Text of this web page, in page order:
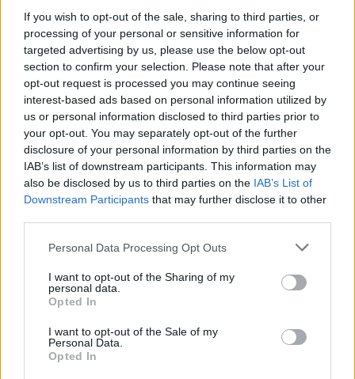
If you wish to opt-out of the sale, sharing to third parties, or
processing of your personal or sensitive information for
targeted advertising by us, please use the below opt-out
section to confirm your selection. Please note that after your
opt-out request is processed you may continue seeing
interest-based ads based on personal information utilized by
us or personal information disclosed to third parties prior to
your opt-out. You may separately opt-out of the further
disclosure of your personal information by third parties on the
IAB’s list of downstream participants. This information may
also be disclosed by us to third parties on the IAB’s List of
Downstream Participants that may further disclose it to other
Please note that this website/app uses one or more Google
not limited to your visit or usage behaviour. You may click to
grant or deny consent to Google and its third-party tags to
use your data for below specified purposes in below Google
consent section.
Personal Data Processing Opt Outs
I want to opt-out of the Sharing of my
personal data.
Opted In
I want to opt-out of the Sale of my
Personal Data.
Opted In
τις ισραηλινές δυνάμεις και για το γεγονός ότι το
Ισραήλ απήγαγε, κράτησε παράνομα και χτύπησε
πολίτες της Ελλάδας.
Υποδεχόμαστετους ανθρώπους μας, γνωρίζοντας
ότι έχουν σταθεί στη σωστή πλευρά της ιστορίας.
Γνωρίζοντας ότι παρά την επιθετικότητα που
βίωσαν στα σώματά τους, επιστρέφουν με ακμαίο
ηθικό και μία πολύτιμη εμπειρία:
καθημερινής καταπίεσης που βιώνουν οι
Παλαιστίνιοι πολιτικοί κρατούμενοι
. Το Ισραήλ
κρατάει πάνω από το 9500 Παλαιστίνιους χωρίς
διαδικασίας.